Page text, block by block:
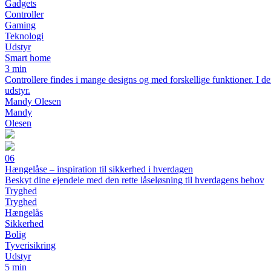
Gadgets
Controller
Gaming
Teknologi
Udstyr
Smart home
3 min
Controllere findes i mange designs og med forskellige funktioner. I
udstyr.
Mandy Olesen
Mandy
Olesen
06
Hængelåse – inspiration til sikkerhed i hverdagen
Beskyt dine ejendele med den rette låseløsning til hverdagens behov
Tryghed
Tryghed
Hængelås
Sikkerhed
Bolig
Tyverisikring
Udstyr
5 min